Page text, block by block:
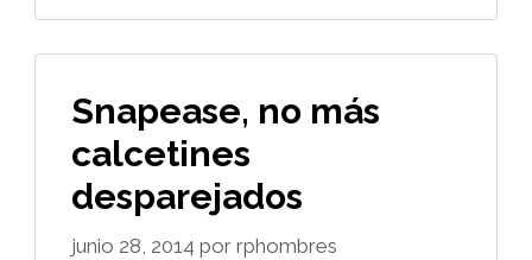
Snapease, no más
calcetines
desparejados
junio 28, 2014 por rphombres